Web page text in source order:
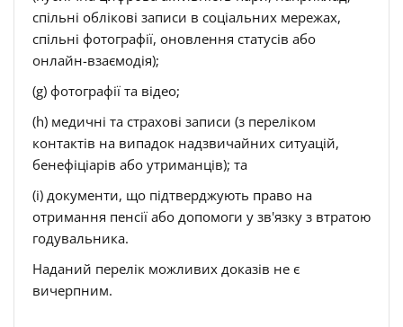
спільні облікові записи в соціальних мережах,
спільні фотографії, оновлення статусів або
онлайн-взаємодія);
(g) фотографії та відео;
(h) медичні та страхові записи (з переліком
контактів на випадок надзвичайних ситуацій,
бенефіціарів або утриманців); та
(i) документи, що підтверджують право на
отримання пенсії або допомоги у зв'язку з втратою
годувальника.
Наданий перелік можливих доказів не є
вичерпним.